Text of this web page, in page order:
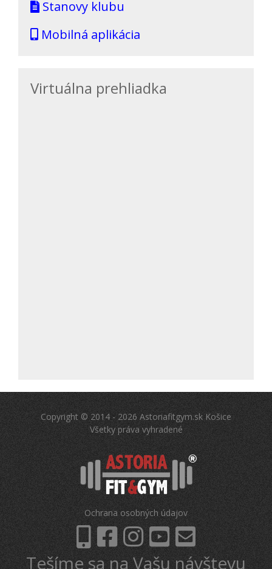
Stanovy klubu
Mobilná aplikácia
Virtuálna prehliadka
Copyright © 2014 - 2026 Astoriafitgym.sk Košice
Všetky práva vyhradené
Ochrana osobných údajov
Tešíme sa na Vašu návštevu